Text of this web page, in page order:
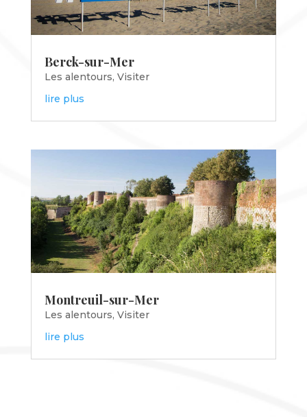
Berck-sur-Mer
Les alentours, Visiter
lire plus
Montreuil-sur-Mer
Les alentours, Visiter
lire plus